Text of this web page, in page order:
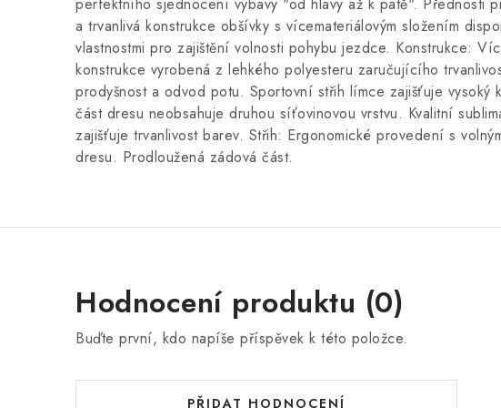
a trvanlivá konstrukce obšívky s vícemateriálovým složením
vlastnostmi pro zajištění volnosti pohybu jezdce. Konstrukce:
konstrukce vyrobená z lehkého polyesteru zaručujícího
prodyšnost a odvod potu. Sportovní střih límce zajišťuje vysoký
část dresu neobsahuje druhou síťovinovou vrstvu. Kvalitní
zajišťuje trvanlivost barev. Střih: Ergonomické provedení s
dresu. Prodloužená zádová část.
Hodnocení produktu (0)
Buďte první, kdo napíše příspěvek k této položce.
PŘIDAT HODNOCENÍ